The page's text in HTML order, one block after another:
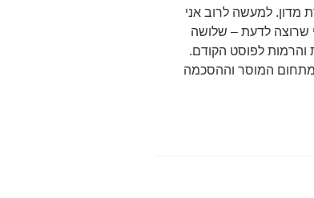
מדון. למעשה לרוב אני
שרוצה לדעת – שלושה
לפוסט הקודם.
המוסר וההסכמה